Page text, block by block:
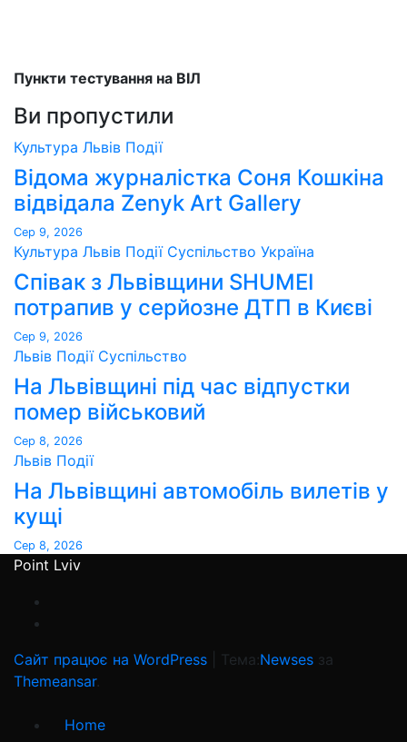
Пункти тестування на ВІЛ
Ви пропустили
Культура Львів Події
Відома журналістка Соня Кошкіна
відвідала Zenyk Art Gallery
Сер 9, 2026
Культура Львів Події Суспільство Україна
Співак з Львівщини SHUMEI
потрапив у серйозне ДТП в Києві
Сер 9, 2026
Львів Події Суспільство
На Львівщині під час відпустки
помер військовий
Сер 8, 2026
Львів Події
На Львівщині автомобіль вилетів у
кущі
Сер 8, 2026
Point Lviv
Сайт працює на WordPress Тема:Newses за
Themeansar.
Home